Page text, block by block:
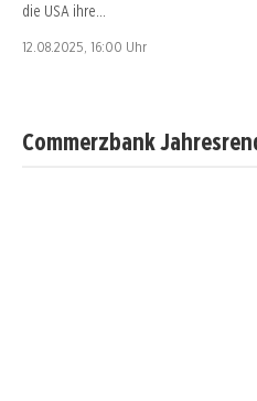
die USA ihre…
12.08.2025, 16:00 Uhr
Commerzbank